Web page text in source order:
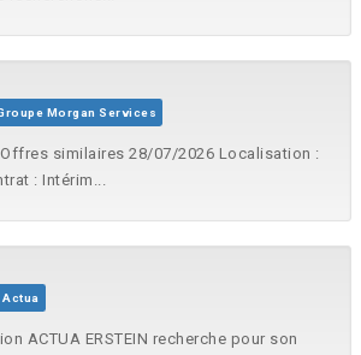
Morgan Services
similaires 28/07/2026 Localisation :
: Intérim...
Actua
ACTUA ERSTEIN recherche pour son